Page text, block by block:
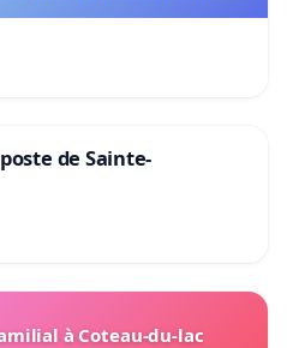
de Sainte-
à Coteau-du-lac